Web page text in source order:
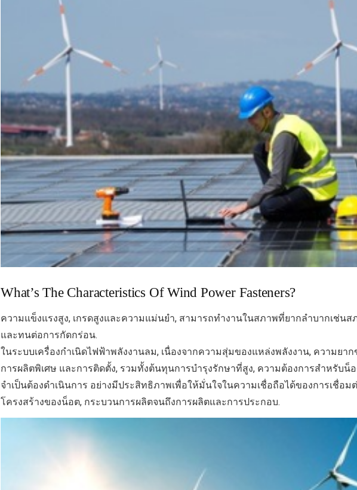
What’s The Characteristics Of Wind Power Fasteners?
ความแข็งแรงสูง, เกรดสูงและความแม่นยำ, สามารถทำงานในสภาพที่ยากลำบากเช่น
และทนต่อการกัดกร่อน.
ในระบบเครื่องกำเนิดไฟฟ้าพลังงานลม, เนื่องจากความสุ่มของแหล่งพลังงาน, ความยา
การผลิตพิเศษ และการติดตั้ง, รวมทั้งต้นทุนการบำรุงรักษาที่สูง, ความต้องการสำหรับน็
จำเป็นต้องดำเนินการ อย่างมีประสิทธิภาพเพื่อให้มั่นใจในความเชื่อถือได้ของการเชื่อ
โครงสร้างของน็อต, กระบวนการผลิตจนถึงการผลิตและการประกอบ.